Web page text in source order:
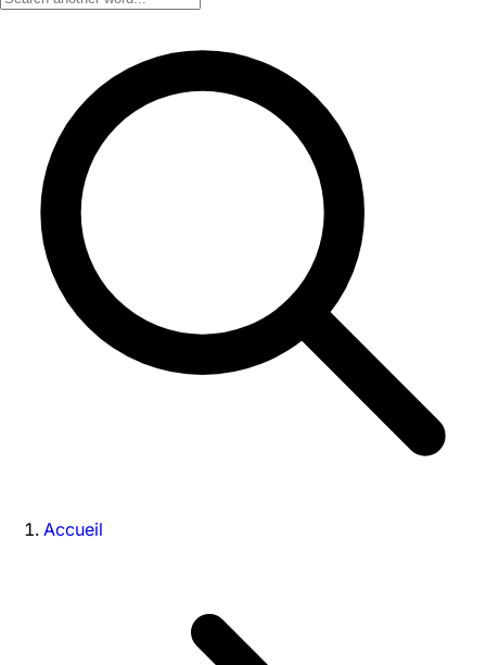
Accueil